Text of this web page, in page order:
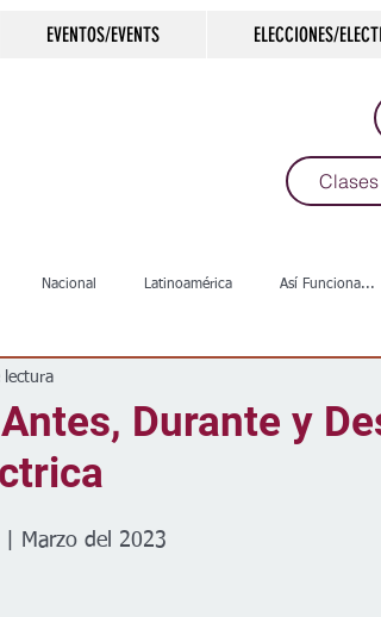
EVENTOS/EVENTS ELECCIONES/
Nacional Latinoamérica Así Funciona...
Arte & Cultura
Desamparados
Durante y
lectura
| Marzo del 2023